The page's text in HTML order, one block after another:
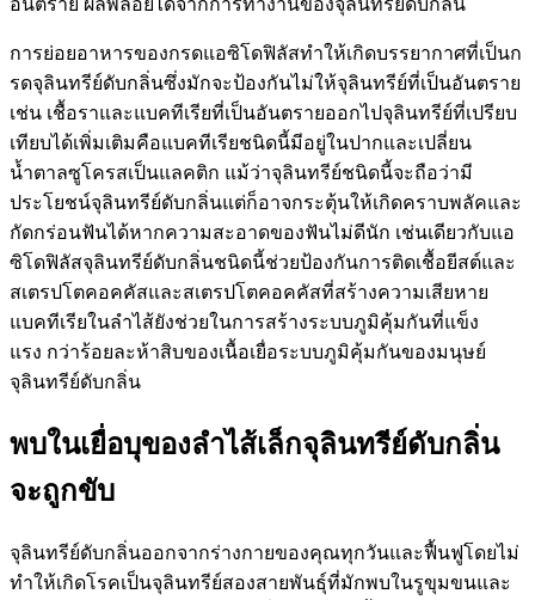
การย่อยอาหารของกรดแอซิโดฟิลัสทำให้เกิดบรรยากาศที่เป็นก
รดจุลินทรีย์ดับกลิ่นซึ่งมักจะป้องกันไม่ให้จุลินทรีย์ที่เป็นอันตราย
เช่น เชื้อราและแบคทีเรียที่เป็นอันตรายออกไปจุลินทรีย์ที่เปรียบ
เทียบได้เพิ่มเติมคือแบคทีเรียชนิดนี้มีอยู่ในปากและเปลี่ยน
น้ำตาลซูโครสเป็นแลคติก แม้ว่าจุลินทรีย์ชนิดนี้จะถือว่ามี
ประโยชน์จุลินทรีย์ดับกลิ่นแต่ก็อาจกระตุ้นให้เกิดคราบพลัคและ
กัดกร่อนฟันได้หากความสะอาดของฟันไม่ดีนัก เช่นเดียวกับแอ
ซิโดฟิลัสจุลินทรีย์ดับกลิ่นชนิดนี้ช่วยป้องกันการติดเชื้อยีสต์และ
สเตรปโตคอคคัสและสเตรปโตคอคคัสที่สร้างความเสียหาย
แบคทีเรียในลำไส้ยังช่วยในการสร้างระบบภูมิคุ้มกันที่แข็ง
แรง กว่าร้อยละห้าสิบของเนื้อเยื่อระบบภูมิคุ้มกันของมนุษย์
จุลินทรีย์ดับกลิ่น
พบในเยื่อบุของลำไส้เล็กจุลินทรีย์ดับกลิ่น
จะถูกขับ
จุลินทรีย์ดับกลิ่นออกจากร่างกายของคุณทุกวันและฟื้นฟูโดยไม่
ทำให้เกิดโรคเป็นจุลินทรีย์สองสายพันธุ์ที่มักพบในรูขุมขนและ